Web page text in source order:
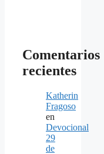
Comentarios
recientes
Katherin
Fragoso
en
Devocional
29
de